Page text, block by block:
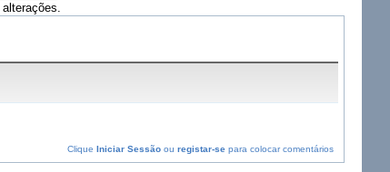
Clique Iniciar Sessãoou registar-separa colocar comentários